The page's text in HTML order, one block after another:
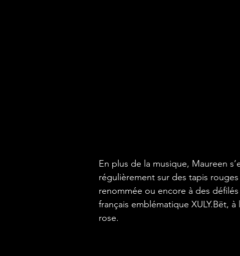
En plus de la musique, Maureen
régulièrement sur des tapis
renommée ou encore à des
français emblématique XULY.Bët,
rose.